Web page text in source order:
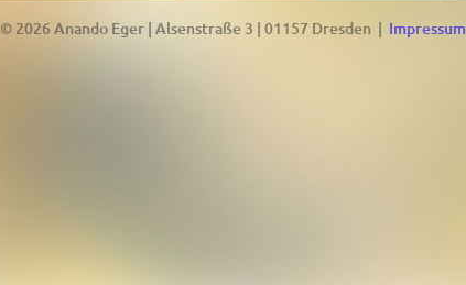
© 2026 Anando Eger | Alsenstraße 3 | 01157 Dresden | Impressum